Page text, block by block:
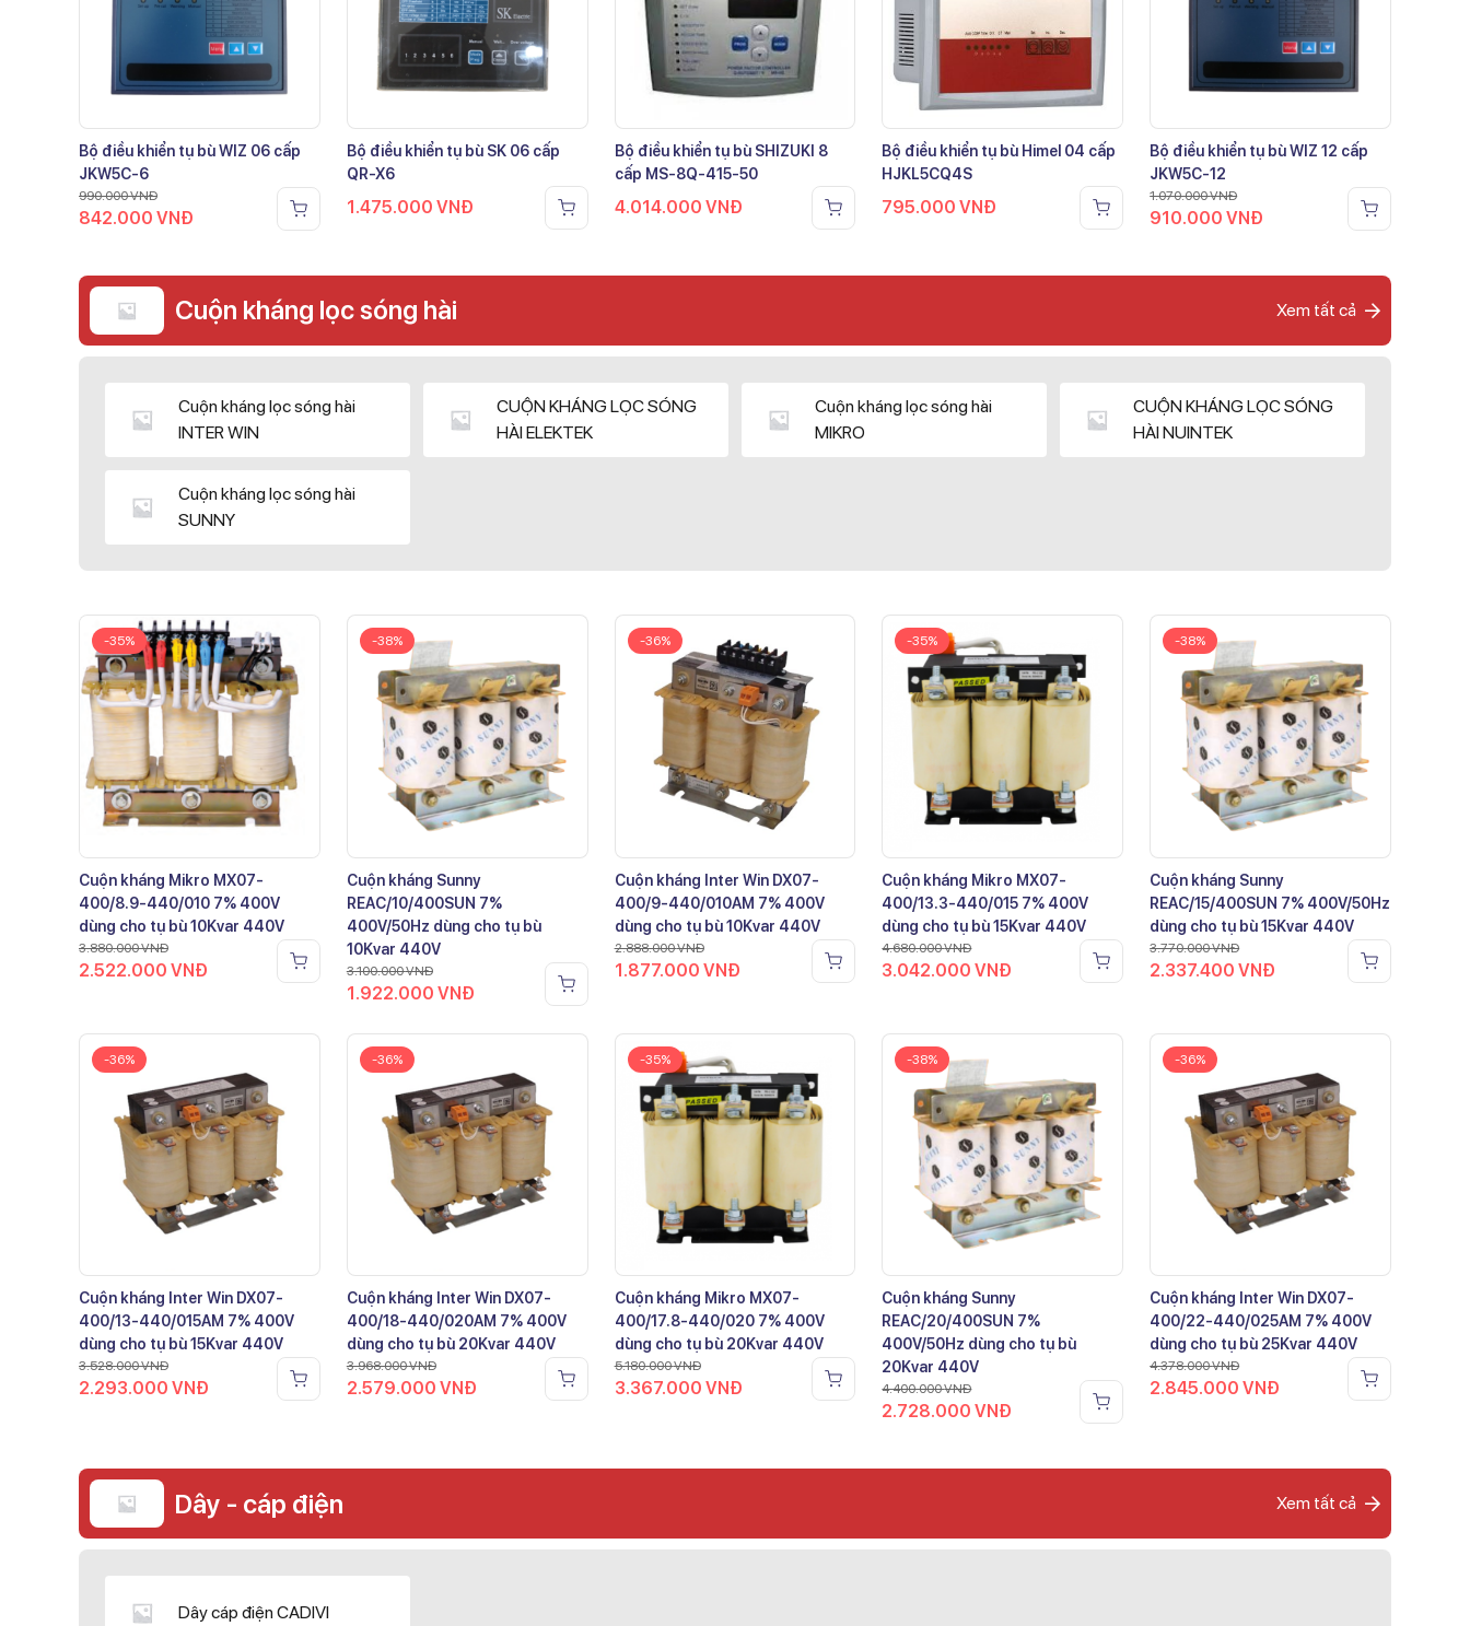
Bộ điều khiển tụ bù WIZ 06 cấp
JKW5C-6
990.000VNĐ
842.000 VNĐ
Bộ điều khiển tụ bù SK 06 cấp
QR-X6
1.475.000 VNĐ
Bộ điều khiển tụ bù SHIZUKI 8
cấp MS-8Q-415-50
4.014.000 VNĐ
Bộ điều khiển tụ bù Himel 04 cấp
HJKL5CQ4S
795.000VNĐ
Bộ điều khiển tụ bù WIZ 12 cấp
JKW5C-12
1.070.000VNĐ
910.000VNĐ
Cuộn kháng lọc sóng hài Xem tất cả
Cuộn kháng lọc sóng hài
INTER WIN
CUỘN KHÁNG LỌC SÓNG
HÀI ELEKTEK
Cuộn kháng lọc sóng hài
MIKRO
CUỘN KHÁNG LỌC SÓNG
HÀI NUINTEK
Cuộn kháng lọc sóng hài
SUNNY
-35%
Cuộn kháng Mikro MX07-
400/8.9-440/010 7% 400V
dùng cho tụ bù 10Kvar 440V
3.880.000VNĐ
2.522.000 VNĐ
-38%
Cuộn kháng Sunny
REAC/10/400SUN 7%
400V/50Hz dùng cho tụ bù
10Kvar 440V
3.100.000VNĐ
1.922.000 VNĐ
-36%
Cuộn kháng Inter Win DX07-
400/9-440/010AM 7% 400V
dùng cho tụ bù 10Kvar 440V
2.888.000VNĐ
1.877.000 VNĐ
-35%
Cuộn kháng Mikro MX07-
400/13.3-440/015 7% 400V
dùng cho tụ bù 15Kvar 440V
4.680.000VNĐ
3.042.000VNĐ
-38%
Cuộn kháng Sunny
REAC/15/400SUN 7% 400V/50Hz
dùng cho tụ bù 15Kvar 440V
3.770.000VNĐ
2.337.400VNĐ
-36%
Cuộn kháng Inter Win DX07-
400/13-440/015AM 7% 400V
dùng cho tụ bù 15Kvar 440V
3.528.000VNĐ
2.293.000 VNĐ
-36%
Cuộn kháng Inter Win DX07-
400/18-440/020AM 7% 400V
dùng cho tụ bù 20Kvar 440V
3.968.000VNĐ
2.579.000 VNĐ
-35%
Cuộn kháng Mikro MX07-
400/17.8-440/020 7% 400V
dùng cho tụ bù 20Kvar 440V
5.180.000VNĐ
3.367.000 VNĐ
-38%
Cuộn kháng Sunny
REAC/20/400SUN 7%
400V/50Hz dùng cho tụ bù
20Kvar 440V
4.400.000VNĐ
2.728.000VNĐ
-36%
Cuộn kháng Inter Win DX07-
400/22-440/025AM 7% 400V
dùng cho tụ bù 25Kvar 440V
4.378.000VNĐ
2.845.000VNĐ
Dây - cáp điện Xem tất cả
Dây cáp điện CADIVI